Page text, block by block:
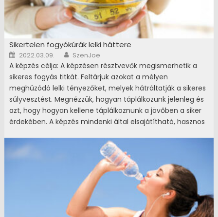
Sikertelen fogyókúrák lelki háttere
Posted on
2022.03.09. Author
SzenJoe
A képzés célja: A képzésen résztvevők megismerhetik a
sikeres fogyás titkát. Feltárjuk azokat a mélyen
meghúzódó lelki tényezőket, melyek hátráltatják a sikeres
súlyvesztést. Megnézzük, hogyan táplálkozunk jelenleg és
azt, hogy hogyan kellene táplálkoznunk a jövőben a siker
érdekében. A képzés mindenki által elsajátítható, hasznos
helyes és sikeres fogyással kapcsolatban, mely segít a
testi és lelki harmónia megteremtésében. Mindannyian
tudjuk, hogy a jó közérzet titka nem ritkán a jó kinézet
Jelentkezés feltétele: nincs (laikusok is elvégezhetik) A
képzés online, személyes részvételt nem igényel A
képzéshez komplett oktatócsomagot biztosítunk. Melyek
a következőket tartalmazzák: felkészülést támogató